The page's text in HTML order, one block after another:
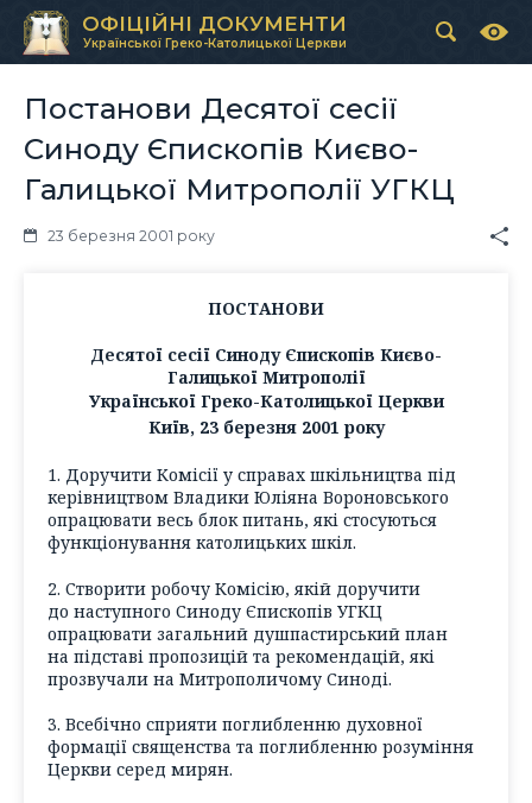
ОФІЦІЙНІ ДОКУМЕНТИ
Української Греко-Католицької Церкви
Постанови Десятої сесії
Синоду Єпископів Києво-
Галицької Митрополії УГКЦ
23 березня 2001 року
ПОСТАНОВИ
Десятої сесії Синоду Єпископів Києво-
Галицької Митрополії
Української Греко-Католицької Церкви
Київ, 23 березня 2001 року
1. Доручити Комісії у справах шкільництва під
керівництвом Владики Юліяна Вороновського
опрацювати весь блок питань, які стосуються
функціонування католицьких шкіл.
2. Створити робочу Комісію, якій доручити
до наступного Синоду Єпископів УГКЦ
опрацювати загальний душпастирський план
на підставі пропозицій та рекомендацій, які
прозвучали на Митрополичому Синоді.
3. Всебічно сприяти поглибленню духовної
формації священства та поглибленню розуміння
Церкви серед мирян.